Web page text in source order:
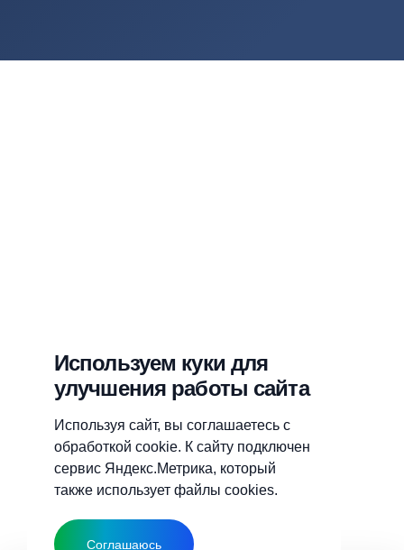
Используем куки для
улучшения работы сайта
Используя сайт, вы соглашаетесь с
обработкой cookie. К сайту подключен
сервис Яндекс.Метрика, который
также использует файлы cookies.
Соглашаюсь